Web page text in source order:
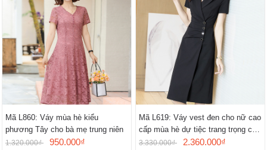
Mã L860: Váy mùa hè kiểu
phương Tây cho bà mẹ trung niên
1.320.000₫ 950.000₫
Mã L619: Váy vest đen cho nữ cao
cấp mùa hè dự tiệc trang trọng cao
cấp
3.330.000₫ 2.360.000₫